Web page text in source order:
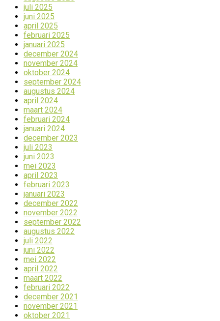
juli 2025
juni 2025
april 2025
februari 2025
januari 2025
december 2024
november 2024
oktober 2024
september 2024
augustus 2024
april 2024
maart 2024
februari 2024
januari 2024
december 2023
juli 2023
juni 2023
mei 2023
april 2023
februari 2023
januari 2023
december 2022
november 2022
september 2022
augustus 2022
juli 2022
juni 2022
mei 2022
april 2022
maart 2022
februari 2022
december 2021
november 2021
oktober 2021